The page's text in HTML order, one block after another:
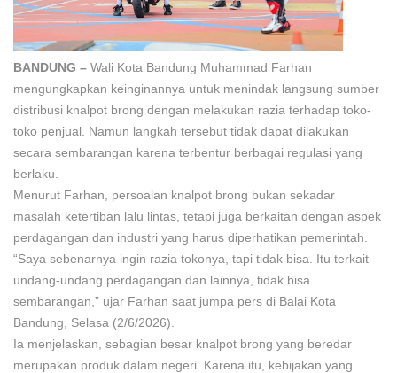
BANDUNG – Wali Kota Bandung Muhammad Farhan
mengungkapkan keinginannya untuk menindak langsung sumber
distribusi knalpot brong dengan melakukan razia terhadap toko-
toko penjual. Namun langkah tersebut tidak dapat dilakukan
secara sembarangan karena terbentur berbagai regulasi yang
berlaku.
Menurut Farhan, persoalan knalpot brong bukan sekadar
masalah ketertiban lalu lintas, tetapi juga berkaitan dengan aspek
perdagangan dan industri yang harus diperhatikan pemerintah.
“Saya sebenarnya ingin razia tokonya, tapi tidak bisa. Itu terkait
undang-undang perdagangan dan lainnya, tidak bisa
sembarangan,” ujar Farhan saat jumpa pers di Balai Kota
Bandung, Selasa (2/6/2026).
Ia menjelaskan, sebagian besar knalpot brong yang beredar
merupakan produk dalam negeri. Karena itu, kebijakan yang